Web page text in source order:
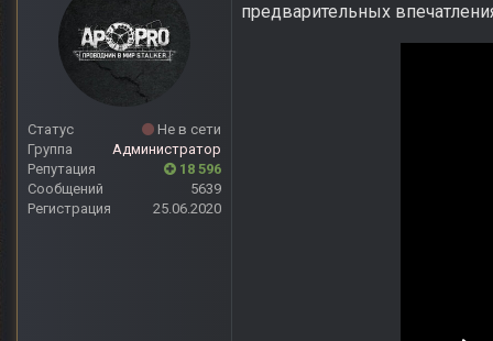
Статус
Не в сети
Группа
Администратор
Репутация
18 596
Сообщений
5639
Регистрация
25.06.2020
предварительных